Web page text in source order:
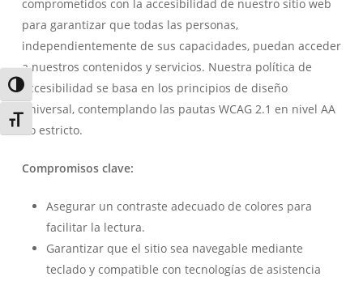
Alternar alto contraste
Alternar tamaño de letra
comprometidos con la accesibilidad de nuestro sitio web
para garantizar que todas las personas,
independientemente de sus capacidades, puedan acceder
a nuestros contenidos y servicios. Nuestra política de
accesibilidad se basa en los principios de diseño
universal, contemplando las pautas WCAG 2.1 en nivel AA
no estricto.
Compromisos clave:
Asegurar un contraste adecuado de colores para
facilitar la lectura.
Garantizar que el sitio sea navegable mediante
teclado y compatible con tecnologías de asistencia